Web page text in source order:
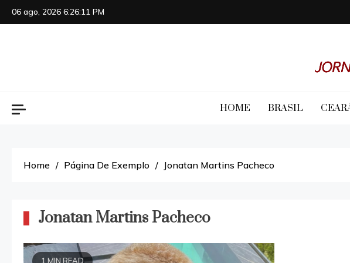
Skip
to
06 ago, 2026 6:26:11 PM
HOME BRASIL
Home Página De Exemplo Jonatan Martins Pacheco
Jonatan Martins Pacheco
1 MIN READ